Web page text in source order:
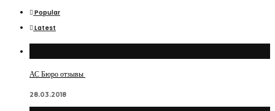
Popular
Latest
АС Бюро отзывы
28.03.2018